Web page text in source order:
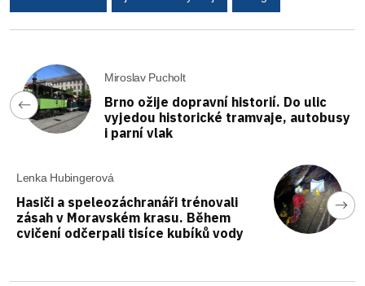
Miroslav Pucholt
Brno ožije dopravní historií. Do ulic
vyjedou historické tramvaje, autobusy
i parní vlak
Lenka Hubingerová
Hasiči a speleozáchranáři trénovali
zásah v Moravském krasu. Během
cvičení odčerpali tisíce kubíků vody